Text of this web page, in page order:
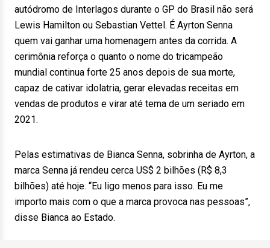
autódromo de Interlagos durante o GP do Brasil não será
Lewis Hamilton ou Sebastian Vettel. É Ayrton Senna
quem vai ganhar uma homenagem antes da corrida. A
cerimônia reforça o quanto o nome do tricampeão
mundial continua forte 25 anos depois de sua morte,
capaz de cativar idolatria, gerar elevadas receitas em
vendas de produtos e virar até tema de um seriado em
2021.
Pelas estimativas de Bianca Senna, sobrinha de Ayrton, a
marca Senna já rendeu cerca US$ 2 bilhões (R$ 8,3
bilhões) até hoje. “Eu ligo menos para isso. Eu me
importo mais com o que a marca provoca nas pessoas”,
disse Bianca ao Estado.